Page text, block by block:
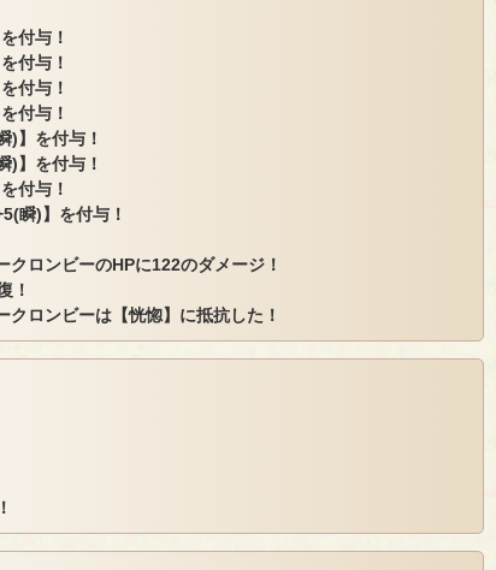
付与！
付与！
付与！
付与！
)】を付与！
)】を付与！
付与！
瞬)】を付与！
クロンビーのHPに122のダメージ！
！
クロンビーは【恍惚】に抵抗した！